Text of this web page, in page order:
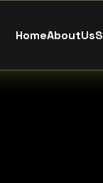
HomeAboutUsS